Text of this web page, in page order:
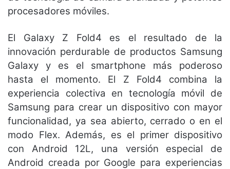
procesadores móviles.
El Galaxy Z Fold4 es el resultado de la
innovación perdurable de productos Samsung
Galaxy y es el smartphone más poderoso
hasta el momento. El Z Fold4 combina la
experiencia colectiva en tecnología móvil de
Samsung para crear un dispositivo con mayor
funcionalidad, ya sea abierto, cerrado o en el
modo Flex. Además, es el primer dispositivo
con Android 12L, una versión especial de
Android creada por Google para experiencias